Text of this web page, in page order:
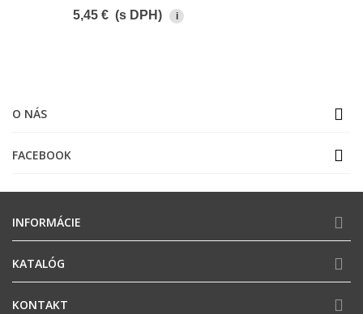
5,45 € (s DPH) i
O NÁS
FACEBOOK
INFORMÁCIE
KATALÓG
KONTAKT